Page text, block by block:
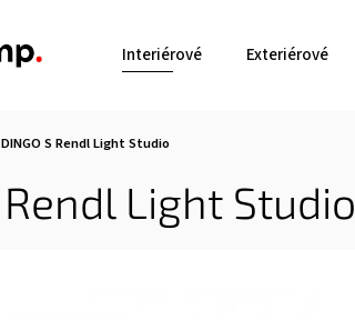
Interiérové Exteriérové
DINGO S Rendl Light Studio
Rendl Light Studio